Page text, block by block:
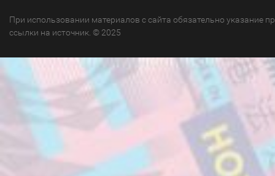
При использовании материалов с сайта обязательно указание
ссылки на источник. © 2025